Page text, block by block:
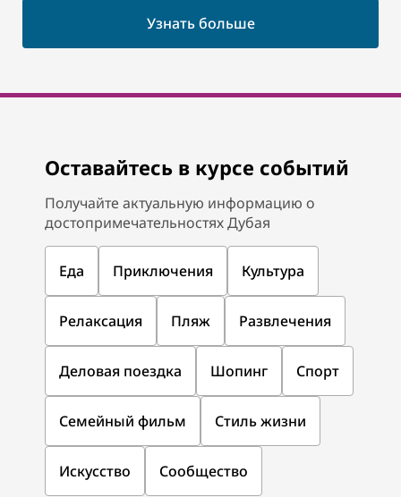
Узнать больше
Оставайтесь в курсе событий
Получайте актуальную информацию о
достопримечательностях Дубая
Еда Приключения Культура
Релаксация Пляж Развлечения
Деловая поездка Шопинг Спорт
Семейный фильм Стиль жизни
Искусство Сообщество